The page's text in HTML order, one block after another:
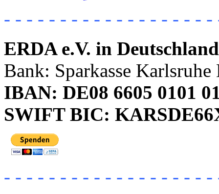
- - - - - - - - - - - - - - - - - - -
ERDA e.V. in
Bank: Sparkasse
IBAN: DE08 6605 0101
SWIFT BIC:
- - - - - - - - - - - - - - - - - - -